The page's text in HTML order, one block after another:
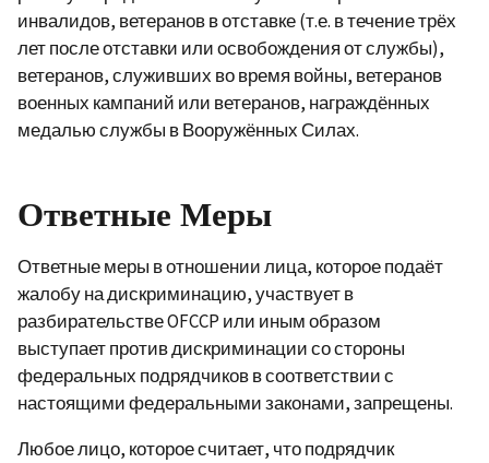
инвалидов, ветеранов в отставке (т.е. в течение трёх
лет после отставки или освобождения от службы),
ветеранов, служивших во время войны, ветеранов
военных кампаний или ветеранов, награждённых
медалью службы в Вооружённых Силах.
Ответные Меры
Ответные меры в отношении лица, которое подаёт
жалобу на дискриминацию, участвует в
разбирательстве OFCCP или иным образом
выступает против дискриминации со стороны
федеральных подрядчиков в соответствии с
настоящими федеральными законами, запрещены.
Любое лицо, которое считает, что подрядчик